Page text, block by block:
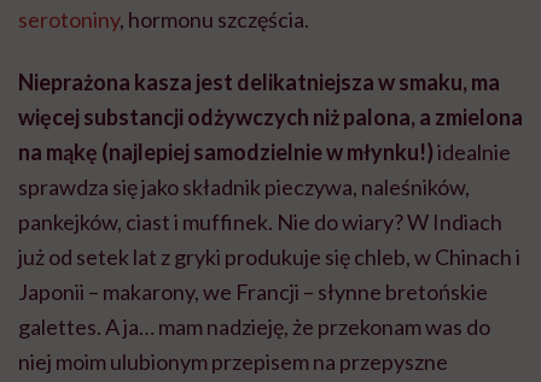
serotoniny, hormonu szczęścia.
Nieprażona kasza jest delikatniejsza w smaku, ma
więcej substancji odżywczych niż palona, a zmielona
na mąkę (najlepiej samodzielnie w młynku!)idealnie
sprawdza się jako składnik pieczywa, naleśników,
pankejków, ciast i muffinek. Nie do wiary? W Indiach
już od setek lat z gryki produkuje się chleb, w Chinach i
Japonii – makarony, we Francji – słynne bretońskie
galettes. A ja… mam nadzieję, że przekonam was do
niej moim ulubionym przepisem na przepyszne